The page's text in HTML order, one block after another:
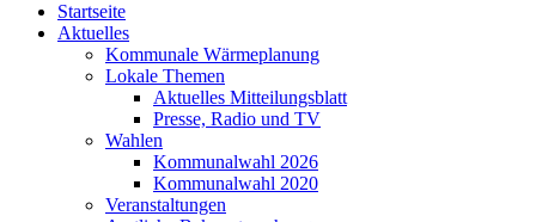
Startseite
Aktuelles
Kommunale Wärmeplanung
Lokale Themen
Aktuelles Mitteilungsblatt
Presse, Radio und TV
Wahlen
Kommunalwahl 2026
Kommunalwahl 2020
Veranstaltungen